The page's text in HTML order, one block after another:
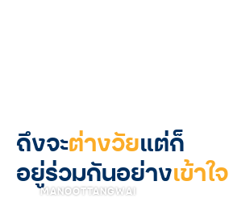
ถึงจะต่างวัยแต่ก็
อยู่ร่วมกันอย่างเข้าใจ
MANOOTTANGWAI